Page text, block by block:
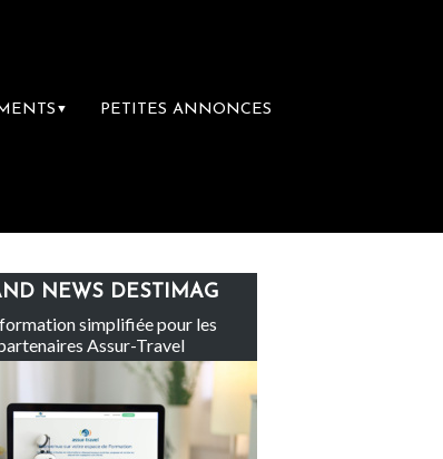
▼ PETITES ANNONCES
Le groupe Sainte-Claire rachète Eden
NEWS DESTIMAG
simplifiée pour les
Assur-Travel